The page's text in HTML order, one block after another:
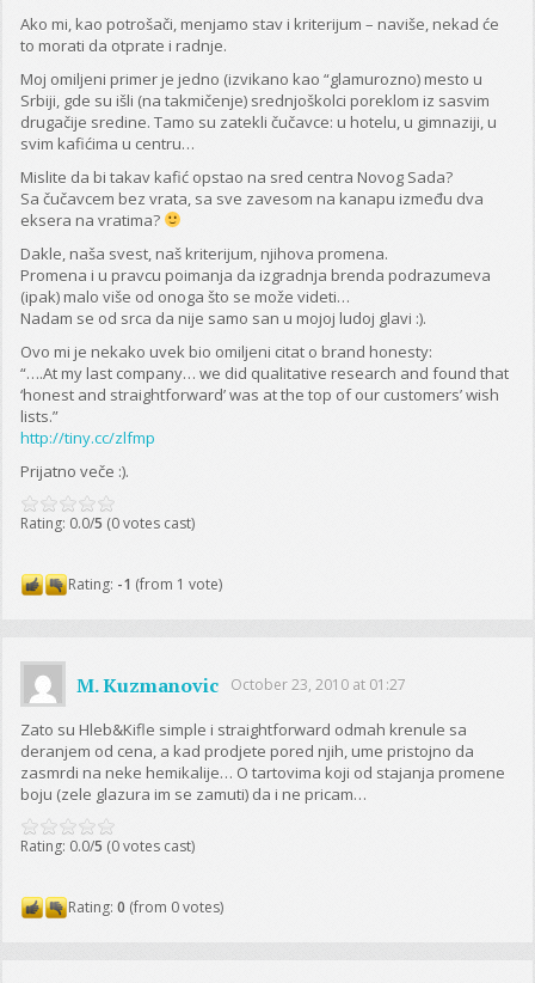
Ako mi, kao potrošači, menjamo stav i kriterijum – naviše, nekad će
to morati da otprate i radnje.
Moj omiljeni primer je jedno (izvikano kao “glamurozno) mesto u
Srbiji, gde su išli (na takmičenje) srednjoškolci poreklom iz sasvim
drugačije sredine. Tamo su zatekli čučavce: u hotelu, u gimnaziji, u
svim kafićima u centru…
Mislite da bi takav kafić opstao na sred centra Novog Sada?
Sa čučavcem bez vrata, sa sve zavesom na kanapu između dva
eksera na vratima?
Dakle, naša svest, naš kriterijum, njihova promena.
Promena i u pravcu poimanja da izgradnja brenda podrazumeva
(ipak) malo više od onoga što se može videti…
Nadam se od srca da nije samo san u mojoj ludoj glavi :).
Ovo mi je nekako uvek bio omiljeni citat o brand honesty:
“….At my last company… we did qualitative research and found that
‘honest and straightforward’ was at the top of our customers’ wish
lists.”
http://tiny.cc/zlfmp
Prijatno veče :).
Rating: 0.0/5 (0 votes cast)
Rating: -1 (from 1 vote)
M. Kuzmanovic October 23, 2010 at 01:27
Zato su Hleb&Kifle simple i straightforward odmah krenule sa
deranjem od cena, a kad prodjete pored njih, ume pristojno da
zasmrdi na neke hemikalije… O tartovima koji od stajanja promene
boju (zele glazura im se zamuti) da i ne pricam…
Rating: 0.0/5 (0 votes cast)
Rating:0 (from 0 votes)